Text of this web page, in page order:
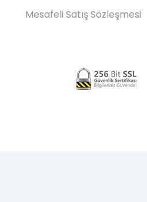
Mesafeli Satış Sözleşmesi